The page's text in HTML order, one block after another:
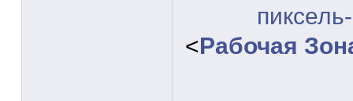
<Рабочая